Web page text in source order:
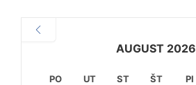
AUGUST 2026
PO UT ST ŠT PI